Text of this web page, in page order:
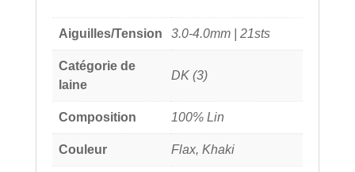
Aiguilles/Tension 3.0-4.0mm | 21sts
Catégorie de
laine
DK (3)
Composition 100% Lin
Couleur Flax, Khaki